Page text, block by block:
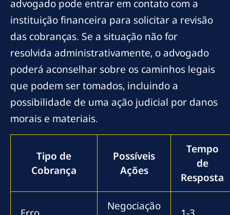
advogado pode entrar em contato com a
instituição financeira para solicitar a revisão
das cobranças. Se a situação não for
resolvida administrativamente, o advogado
poderá aconselhar sobre os caminhos legais
que podem ser tomados, incluindo a
possibilidade de uma ação judicial por danos
morais e materiais.
Tipo de
Cobrança
Possíveis
Ações
Tempo
de
Resposta
Negociação